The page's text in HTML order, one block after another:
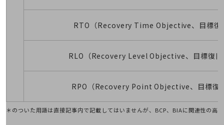
モバイル・音声
RTO（Recovery Time Objective、目標復
RLO（Recovery Level Objective、目標復
RPO（Recovery Point Objective、目標復
＊のついた用語は直接記事内で記載してはいませんが、BCP、BIAに関連性の高